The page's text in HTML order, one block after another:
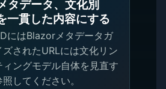
タデータ、文化別
一貫した内容にする
にはBlazorメタデータガ
されたURLには文化リン
ングモデル自体を見直す
してください。